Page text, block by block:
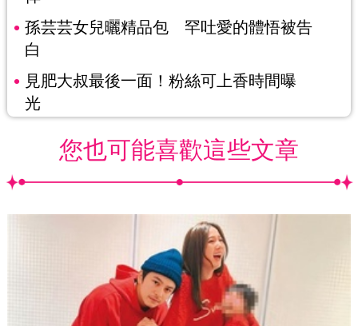
孫芸芸女兒曬精品包 罕吐愛的體悟被告
白
見肥大叔最後一面！粉絲可上香時間曝
光
您也可能喜歡這些文章